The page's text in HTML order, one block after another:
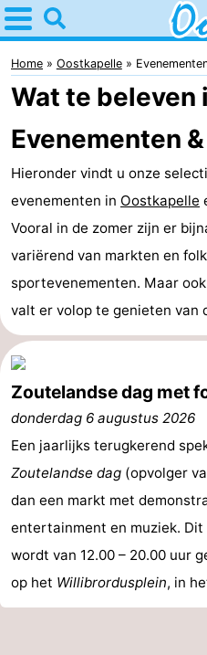
Home
Oostkapelle
Tips
Voor
kinderen
Natuur
Oranjezon
Overnachten
Appartementen
-
De
Grote
Bed
(&
breakfasts)
Campings
Vakantiehuizen
Bos
en
-
De
Home Oostkapelle
Wat te beleven
Evenementen
Hieronder vindt u onze
evenementen in Oostkapelle
Vooral in de zomer zijn er
variërend van markten en
sportevenementen. Maar
valt er volop te genieten van
Zoutelandse dag met
donderdag 6 augustus 2026
Een jaarlijks terugkerend
Zoutelandse dag (opvolger
dan een markt met
entertainment en muziek.
wordt van 12.00 – 20.00 uur
op het Willibrordusplein, in